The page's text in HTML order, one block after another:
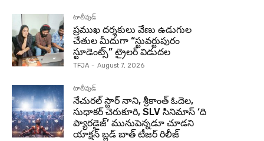
టాలీవుడ్
ప్రముఖ దర్శకులు వేణు ఉడుగుల
చేతుల మీదుగా “స్టువర్టుపురం
స్టూడెంట్స్” ట్రైలర్ విడుదల
TFJA - August 7, 2026
టాలీవుడ్
నేచురల్ స్టార్ నాని, శ్రీకాంత్ ఓదెల,
సుధాకర్ చెరుకూరి, SLV సినిమాస్ ‘ది
ప్యారడైజ్’ మునుపెన్నడూ చూడని
యాక్షన్ బ్లడ్ బాత్ టీజర్ రిలీజ్